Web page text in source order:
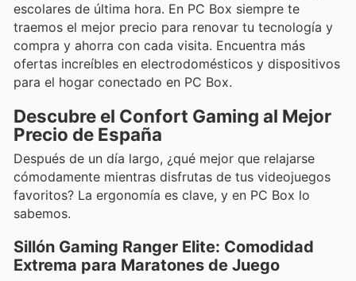
escolares de última hora. En PC Box siempre te
traemos el mejor precio para renovar tu tecnología y
compra y ahorra con cada visita. Encuentra más
ofertas increíbles en electrodomésticos y dispositivos
para el hogar conectado en PC Box.
Descubre el Confort Gaming al Mejor
Precio de España
Después de un día largo, ¿qué mejor que relajarse
cómodamente mientras disfrutas de tus videojuegos
favoritos? La ergonomía es clave, y en PC Box lo
sabemos.
Sillón Gaming Ranger Elite: Comodidad
Extrema para Maratones de Juego